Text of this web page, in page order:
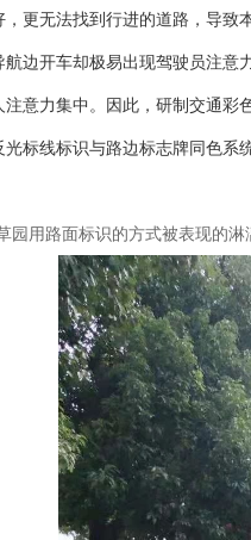
更无法找到行进的道路，导
边开车却极易出现驾驶员注
意力集中。因此，研制交通彩
线标识与路边标志牌同色系
路面标识的方式被表现的淋